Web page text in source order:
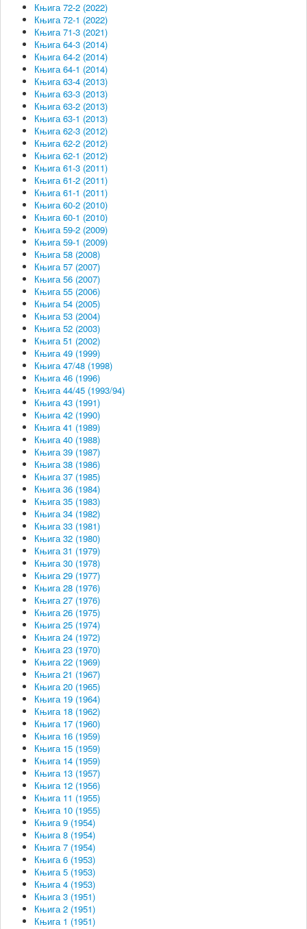
Активности
Сарадња
Новости
Библиотека
Контакт
Књига 72-2 (2022)
Књига 72-1 (2022)
Књига 71-3 (2021)
Књига 64-3 (2014)
Књига 64-2 (2014)
Књига 64-1 (2014)
Књига 63-4 (2013)
Књига 63-3 (2013)
Књига 63-2 (2013)
Књига 63-1 (2013)
Књига 62-3 (2012)
Књига 62-2 (2012)
Књига 62-1 (2012)
Књига 61-3 (2011)
Књига 61-2 (2011)
Књига 61-1 (2011)
Књига 60-2 (2010)
Књига 60-1 (2010)
Књига 59-2 (2009)
Књига 59-1 (2009)
Књига 58 (2008)
Књига 57 (2007)
Књига 56 (2007)
Књига 55 (2006)
Књига 54 (2005)
Књига 53 (2004)
Књига 52 (2003)
Књига 51 (2002)
Књига 49 (1999)
Књига 47/48 (1998)
Књига 46 (1996)
Књига 44/45 (1993/94)
Књига 43 (1991)
Књига 42 (1990)
Књига 41 (1989)
Књига 40 (1988)
Књига 39 (1987)
Књига 38 (1986)
Књига 37 (1985)
Књига 36 (1984)
Књига 35 (1983)
Књига 34 (1982)
Књига 33 (1981)
Књига 32 (1980)
Књига 31 (1979)
Књига 30 (1978)
Књига 29 (1977)
Књига 28 (1976)
Књига 27 (1976)
Књига 26 (1975)
Књига 25 (1974)
Књига 24 (1972)
Књига 23 (1970)
Књига 22 (1969)
Књига 21 (1967)
Књига 20 (1965)
Књига 19 (1964)
Књига 18 (1962)
Књига 17 (1960)
Књига 16 (1959)
Књига 15 (1959)
Књига 14 (1959)
Књига 13 (1957)
Књига 12 (1956)
Књига 11 (1955)
Књига 10 (1955)
Књига 9 (1954)
Књига 8 (1954)
Књига 7 (1954)
Књига 6 (1953)
Књига 5 (1953)
Књига 4 (1953)
Књига 3 (1951)
Књига 2 (1951)
Књига 1 (1951)